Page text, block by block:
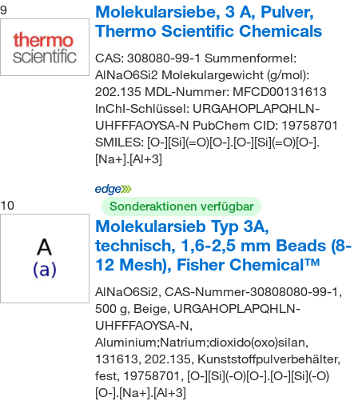
9
Molekularsiebe, 3 A, Pulver,
Thermo Scientific Chemicals
CAS: 308080-99-1 Summenformel:
AlNaO6Si2 Molekulargewicht (g/mol):
202.135 MDL-Nummer: MFCD00131613
InChI-Schlüssel: URGAHOPLAPQHLN-
UHFFFAOYSA-N PubChem CID: 19758701
SMILES: [O-][Si](=O)[O-].[O-][Si](=O)[O-].
[Na+].[Al+3]
10 Sonderaktionen verfügbar
Molekularsieb Typ 3A,
technisch, 1,6-2,5 mm Beads (8-
12 Mesh), Fisher Chemical™
AlNaO6Si2, CAS-Nummer-30808080-99-1,
500 g, Beige, URGAHOPLAPQHLN-
UHFFFAOYSA-N,
Aluminium;Natrium;dioxido(oxo)silan,
131613, 202.135, Kunststoffpulverbehälter,
fest, 19758701, [O-][Si](-O)[O-].[O-][Si](-O)
[O-].[Na+].[Al+3]